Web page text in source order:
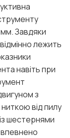
Завдяки
лежить
навіть при
з
від пилу
шестернями
впевнено